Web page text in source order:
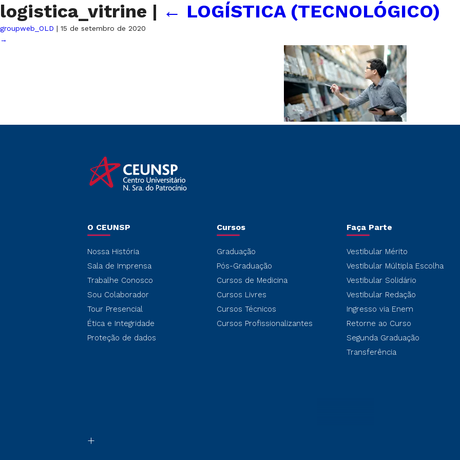
logistica_vitrine | ← LOGÍSTICA (TECNOLÓGICO)
groupweb_OLD | 15 de setembro de 2020
→
O CEUNSP
Nossa História
Sala de Imprensa
Trabalhe Conosco
Sou Colaborador
Tour Presencial
Ética e Integridade
Proteção de dados
Cursos
Graduação
Pós-Graduação
Cursos de Medicina
Cursos Livres
Cursos Técnicos
Cursos Profissionalizantes
Faça Parte
Vestibular Mérito
Vestibular Múltipla Escolha
Vestibular Solidário
Vestibular Redação
Ingresso via Enem
Retorne ao Curso
Segunda Graduação
Transferência